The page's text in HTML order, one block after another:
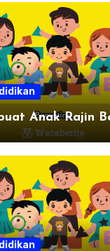
Anak Rajin